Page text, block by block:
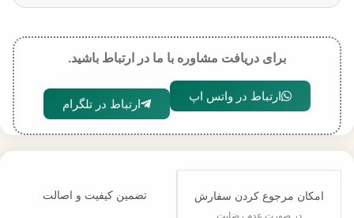
برای دریافت مشاوره با ما در ارتباط باشید.
ارتباط در واتس اپ
ارتباط در تلگرام
امکان مرجوع کردن سفارش
در صورت عدم رضایت
تضمین کیفیت و اصالت